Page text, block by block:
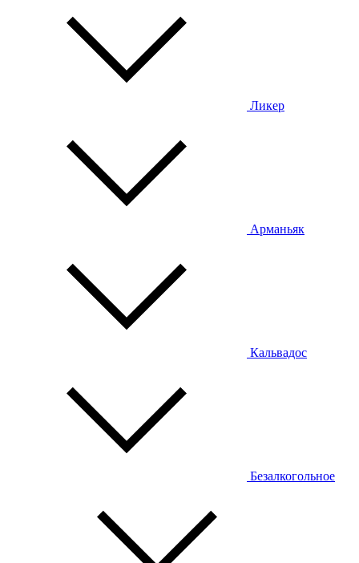
Ликер
Арманьяк
Кальвадос
Безалкогольное